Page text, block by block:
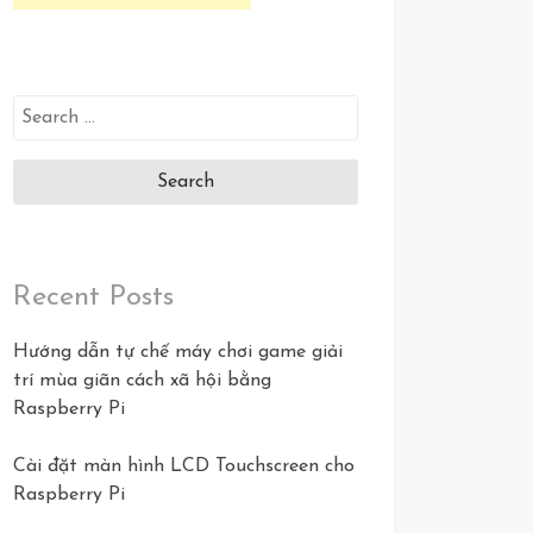
Search
Recent Posts
Hướng dẫn tự chế máy chơi game giải
trí mùa giãn cách xã hội bằng
Raspberry Pi
Cài đặt màn hình LCD Touchscreen cho
Raspberry Pi